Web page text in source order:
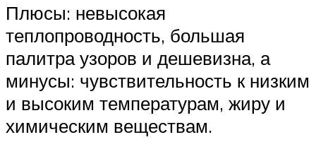
Плюсы: невысокая
теплопроводность, большая
палитра узоров и дешевизна, а
минусы: чувствительность к низким
и высоким температурам, жиру и
химическим веществам.